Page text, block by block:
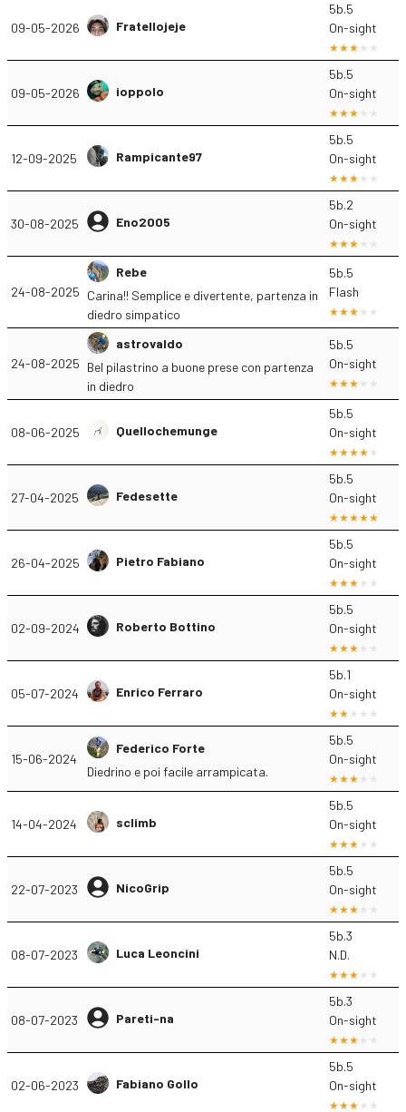
09-05-2026 Fratellojeje
5b.5
On-sight
09-05-2026 ioppolo
5b.5
On-sight
12-09-2025 Rampicante97
5b.5
On-sight
30-08-2025 Eno2005
5b.2
On-sight
24-08-2025
Rebe
Carina!! Semplice e divertente, partenza in
diedro simpatico
5b.5
Flash
24-08-2025
astrovaldo
Bel pilastrino a buone prese con partenza
in diedro
5b.5
On-sight
08-06-2025 Quellochemunge
5b.5
On-sight
27-04-2025 Fedesette
5b.5
On-sight
26-04-2025 Pietro Fabiano
5b.5
On-sight
02-09-2024 Roberto Bottino
5b.5
On-sight
05-07-2024 Enrico Ferraro
5b.1
On-sight
15-06-2024
Federico Forte
Diedrino e poi facile arrampicata.
5b.5
On-sight
14-04-2024 sclimb
5b.5
On-sight
22-07-2023 NicoGrip
5b.5
On-sight
08-07-2023 Luca Leoncini
5b.3
N.D.
08-07-2023 Pareti-na
5b.3
On-sight
02-06-2023 Fabiano Gollo
5b.5
On-sight